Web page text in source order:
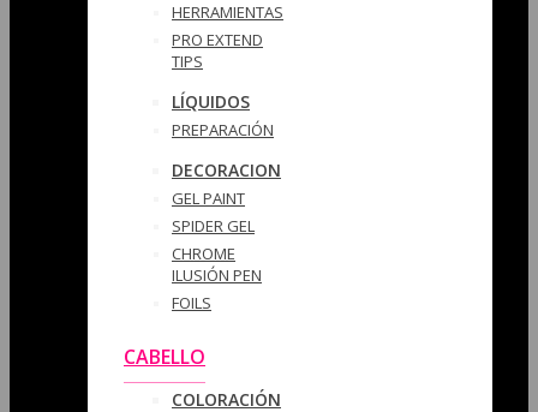
HERRAMIENTAS
PRO EXTEND
TIPS
LÍQUIDOS
PREPARACIÓN
DECORACION
GEL PAINT
SPIDER GEL
CHROME
ILUSIÓN PEN
FOILS
CABELLO
COLORACIÓN